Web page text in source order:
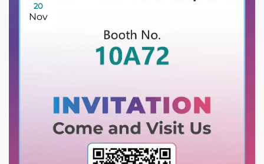
20
Nov